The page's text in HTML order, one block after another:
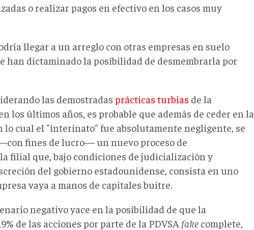
o realizar pagos en efectivo en los casos muy
llegar a un arreglo con otras empresas en suelo
han dictaminado la posibilidad de desmembrarla por
las demostradas prácticas turbias de la
los últimos años, es probable que además de ceder en la
lo cual el "interinato" fue absolutamente negligente, se
fines de lucro— un nuevo proceso de
filial que, bajo condiciones de judicialización y
del gobierno estadounidense, consista en uno
vaya a manos de capitales buitre.
negativo yace en la posibilidad de que la
de las acciones por parte de la PDVSA fake complete,